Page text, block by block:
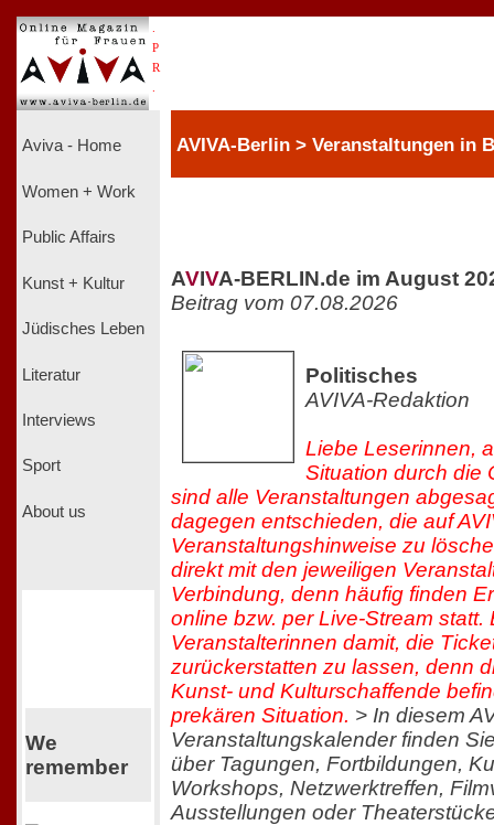
P
R
Aviva - Home
Women + Work
Public Affairs
Kunst + Kultur
Jüdisches Leben
Literatur
Interviews
Sport
About us
We
remember
AVIVA-Berlin > Veranstaltungen in
AVIVA-BERLIN.de im August
Beitrag vom 07.08.2026
Politisches
AVIVA-Redaktion
Liebe Leserinnen,
Situation durch die
sind alle Veranstaltungen
dagegen entschieden, die auf
Veranstaltungshinweise zu
direkt mit den jeweiligen
Verbindung, denn häufig finden
online bzw. per Live-Stream statt.
Veranstalterinnen damit, die
zurückerstatten zu lassen, denn
Kunst- und Kulturschaffende
prekären Situation. > In diesem
Veranstaltungskalender finden
über Tagungen, Fortbildungen,
Workshops, Netzwerktreffen,
Ausstellungen oder